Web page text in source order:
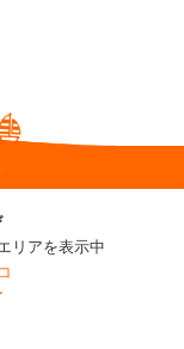
リアを表示中